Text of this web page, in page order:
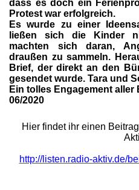
dass es doch ein
Protest war erfolgreich.
Es wurde zu einer
ließen sich die Kinder
machten sich daran,
draußen zu sammeln.
Brief, der direkt an den
gesendet wurde. Tara und
Ein tolles Engagement aller
06/2020
Hier findet ihr einen
http://listen.radio-aktiv.de/